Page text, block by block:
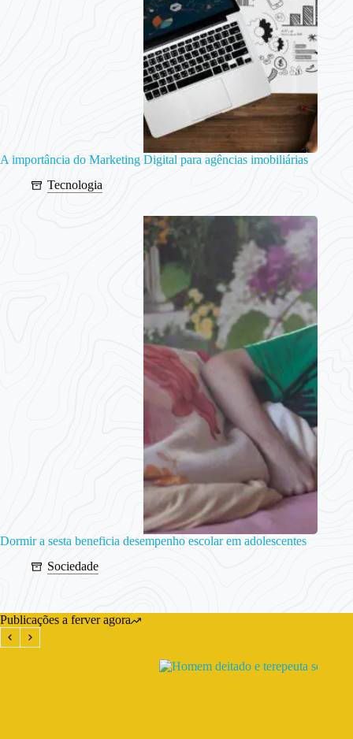
A importância do Marketing Digital para agências imobiliárias
Tecnologia
Dormir a sesta beneficia desempenho escolar em adolescentes
Sociedade
Publicações a ferver agora